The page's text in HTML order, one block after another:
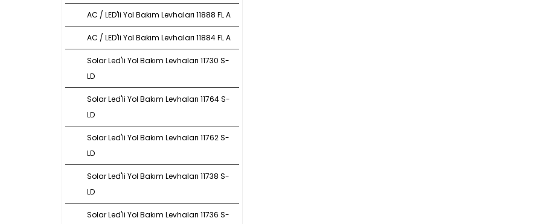
AC / LED'li Yol Bakım Levhaları 11888 FL A
AC / LED'li Yol Bakım Levhaları 11884 FL A
Solar Led'li Yol Bakım Levhaları 11730 S-
LD
Solar Led'li Yol Bakım Levhaları 11764 S-
LD
Solar Led'li Yol Bakım Levhaları 11762 S-
LD
Solar Led'li Yol Bakım Levhaları 11738 S-
LD
Solar Led'li Yol Bakım Levhaları 11736 S-